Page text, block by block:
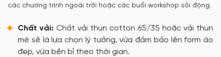
các chương trình ngoài trời hoặc các buổi workshop sôi động.
Chất vải: Chất vải thun cotton 65/35 hoặc vải thun
mè sẽ là lựa chọn lý tưởng, vừa đảm bảo lên form áo
đẹp, vừa bền bỉ theo thời gian.